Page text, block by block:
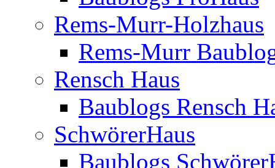
Rems-Murr-Holzhaus
Rems-Murr
Rensch Haus
Baublogs Rensch
SchwörerHaus
Baublogs